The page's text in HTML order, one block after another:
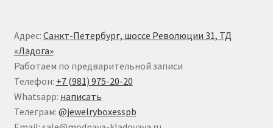
Адрес: Санкт-Петербург, шоссе Революции 31, ТД
«Ладога»
Работаем по предварительной записи
Телефон: +7 (981) 975-20-20
Whatsapp: написать
Телеграм: @jewelryboxesspb